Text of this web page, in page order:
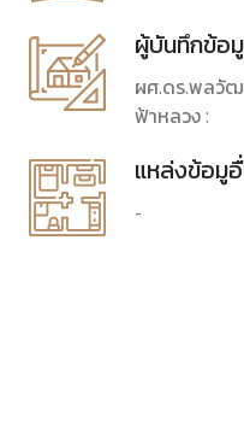
ผู้บันทึกข้อ
ผศ.ดร.พลวั
ฟ้าหลวง :
แหล่งข้อมู
-